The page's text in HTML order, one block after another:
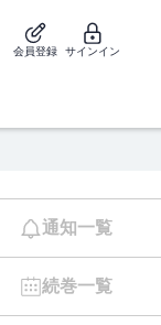
会員登録 サインイン
通知一覧
続巻一覧